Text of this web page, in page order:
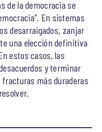
de la democracia se
En sistemas
desarraigados, zanjar
una elección definitiva
estos casos, las
y terminar
más duraderas